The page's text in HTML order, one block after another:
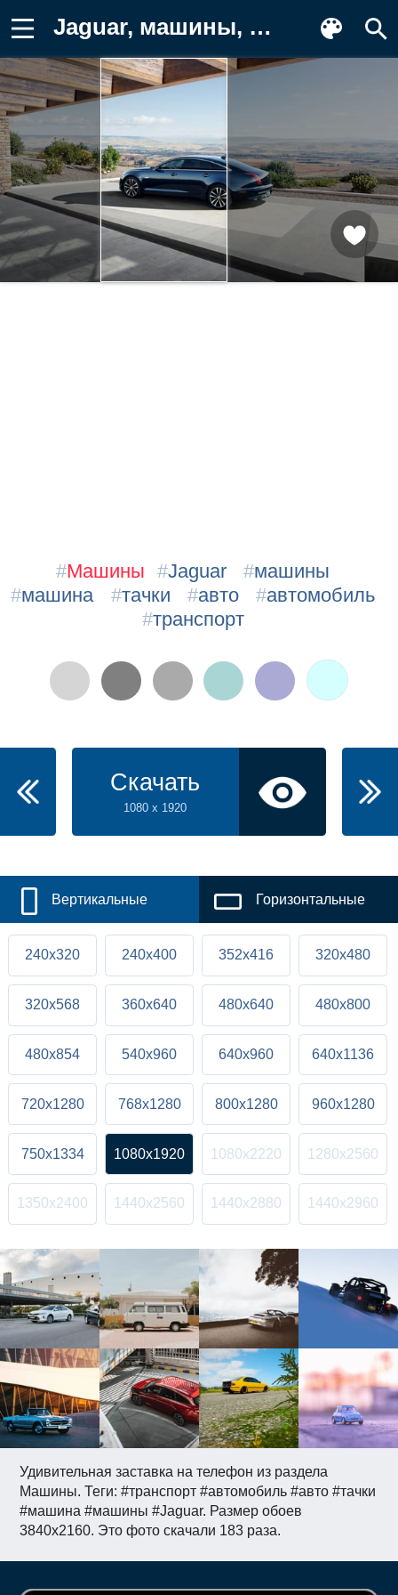
Jaguar, машины, машина, тачки, авто Фотография
Удивительная заставка на телефон из раздела
Машины. Теги: #транспорт #автомобиль #авто #тачки
#машина #машины #Jaguar. Размер обоев
3840x2160. Это фото скачали 183 раза.
#Машины #Jaguar #машины
#машина #тачки #авто #автомобиль
#транспорт
Скачать
1080 x 1920
Вертикальные Горизонтальные
240x320 240x400 352x416 320x480
320x568 360x640 480x640 480x800
480x854 540x960 640x960 640x1136
720x1280 768x1280 800x1280 960x1280
750x1334 1080x1920 1080x2220 1280x2560
1350x2400 1440x2560 1440x2880 1440x2960